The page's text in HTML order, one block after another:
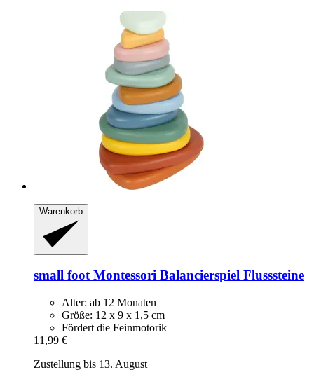
Warenkorb
small footMontessori Balancierspiel Flusssteine
Alter: ab 12 Monaten
Größe: 12 x 9 x 1,5 cm
Fördert die Feinmotorik
11,99 €
Zustellung bis 13. August